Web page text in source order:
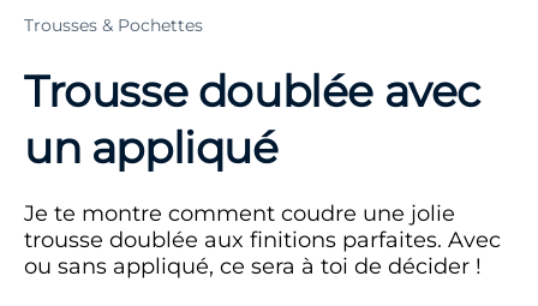
Trousses & Pochettes
Trousse doublée avec
un appliqué
Je te montre comment coudre une jolie
trousse doublée aux finitions parfaites. Avec
ou sans appliqué, ce sera à toi de décider !